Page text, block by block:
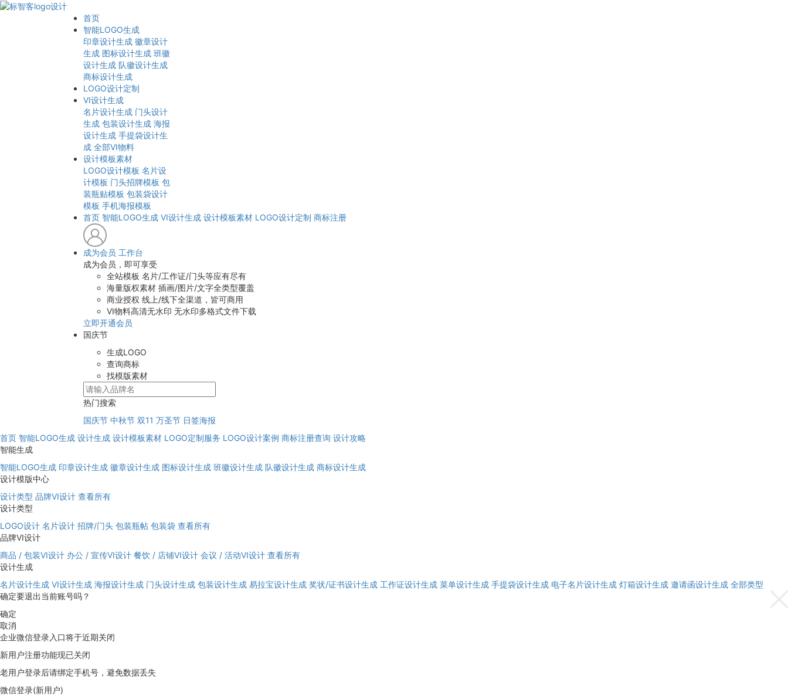
首页
智能LOGO生成
印章设计生成 徽章设计
生成 图标设计生成 班徽
设计生成 队徽设计生成
商标设计生成
LOGO设计定制
VI设计生成
名片设计生成 门头设计
生成 包装设计生成 海报
设计生成 手提袋设计生
成 全部VI物料
设计模板素材
LOGO设计模板 名片设
计模板 门头招牌模板 包
装瓶贴模板 包装袋设计
模板 手机海报模板
首页 智能LOGO生成 VI设计生成 设计模板素材 LOGO设计定制 商标注册
成为会员 工作台
成为会员，即可享受
全站模板 名片/工作证/门头等应有尽有
海量版权素材 插画/图片/文字全类型覆盖
商业授权 线上/线下全渠道，皆可商用
VI物料高清无水印 无水印多格式文件下载
立即开通会员
国庆节
生成LOGO
查询商标
找模版素材
热门搜索
国庆节 中秋节 双11 万圣节 日签海报
首页 智能LOGO生成 设计生成 设计模板素材 LOGO定制服务 LOGO设计案例 商标注册查询 设计攻略
智能生成
智能LOGO生成 印章设计生成 徽章设计生成 图标设计生成 班徽设计生成 队徽设计生成 商标设计生成
设计模版中心
设计类型 品牌VI设计 查看所有
设计类型
LOGO设计 名片设计 招牌/门头 包装瓶帖 包装袋 查看所有
品牌VI设计
商品 / 包装VI设计 办公 / 宣传VI设计 餐饮 / 店铺VI设计 会议 / 活动VI设计 查看所有
设计生成
名片设计生成 VI设计生成 海报设计生成 门头设计生成 包装设计生成 易拉宝设计生成 奖状/证书设计生成 工作证设计生成 菜单设计生成 手提袋设计生成 电子名片设计生成 灯箱设计生成 邀请函设计生成 全部类型
确定要退出当前账号吗？
确定
取消
企业微信登录入口将于近期关闭
新用户注册功能现已关闭
老用户登录后请绑定手机号，避免数据丢失
微信登录(新用户)